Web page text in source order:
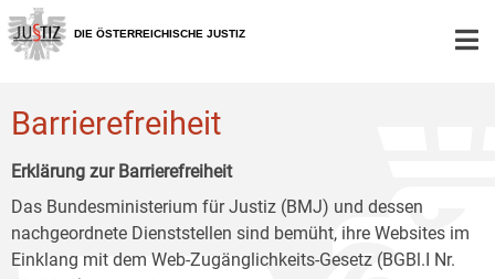
Zur
Hauptnavigation
[1]
Zum
Inhalt
[2]
Zum
Untermenü
[3]
DIE ÖSTERREICHISCHE JUSTIZ
Barrierefreiheit
Erklärung zur Barrierefreiheit
Das Bundesministerium für Justiz (BMJ) und dessen
nachgeordnete Dienststellen sind bemüht, ihre Websites im
Einklang mit dem Web-Zugänglichkeits-Gesetz (BGBl.I Nr.